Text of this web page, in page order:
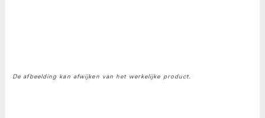
De afbeelding kan afwijken van het werkelijke product.